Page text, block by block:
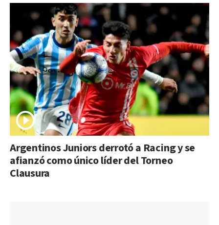
Argentinos Juniors derrotó a Racing y se
afianzó como único líder del Torneo
Clausura